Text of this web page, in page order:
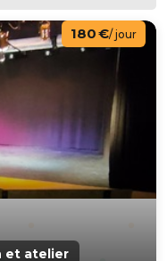
et atelier
180 €/ jour